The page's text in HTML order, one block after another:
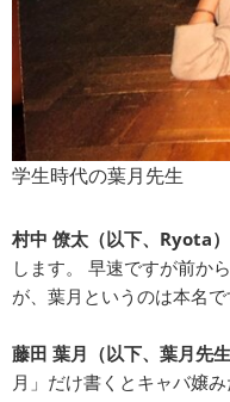
学生時代の葉月先生
村中 僚太（以下、Ryota）
します。 早速ですが前か
が、葉月というのは本名で
藤田 葉月（以下、葉月先生
月」だけ書くとキャバ嬢